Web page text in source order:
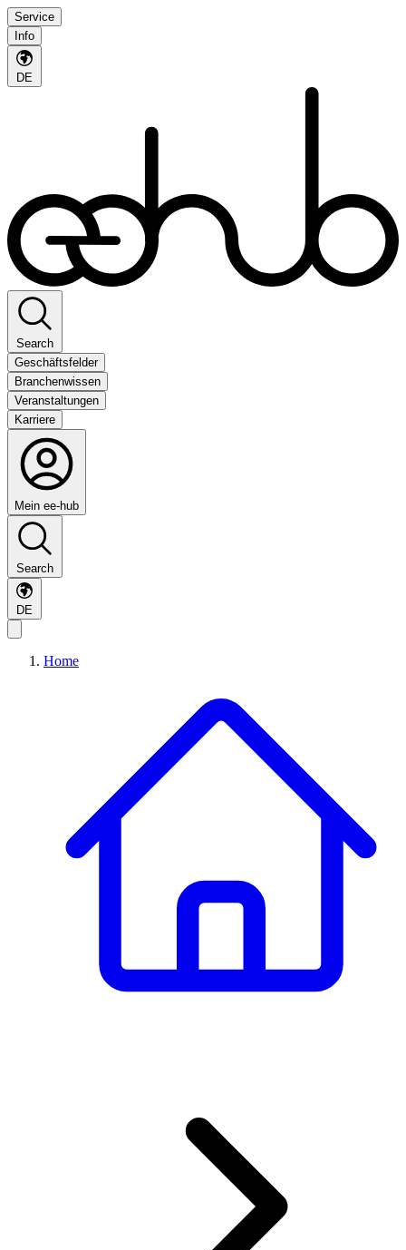
Service
Info
DE
Search
Geschäftsfelder
Branchenwissen
Veranstaltungen
Karriere
Mein ee-hub
Search
DE
Home